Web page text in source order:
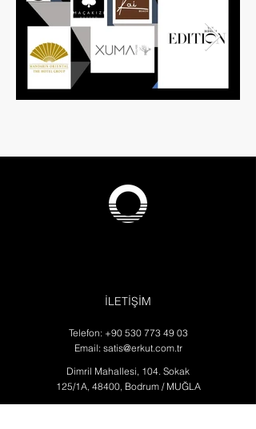
İLETİŞİM
Telefon: +90 530 773 49 03
Email: satis@erkut.com.tr
Dimril Mahallesi, 104. Sokak
125/1A, 48400, Bodrum / MUĞLA